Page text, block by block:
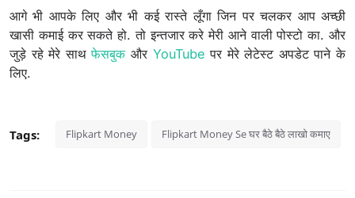
आगे भी आपके लिए और भी कई रास्ते लूँगा जिन पर चलकर आप अच्छी
खासी कमाई कर सकते हो. तो इन्तजार करे मेरी आने वाली पोस्टो का. और
जुड़े रहे मेरे साथफेसबुकऔर YouTube पर मेरे लेटेस्ट अपडेट पाने के
लिए.
Tags: Flipkart Money Flipkart Money Se घर बैठे बैठे लाखो कमाए